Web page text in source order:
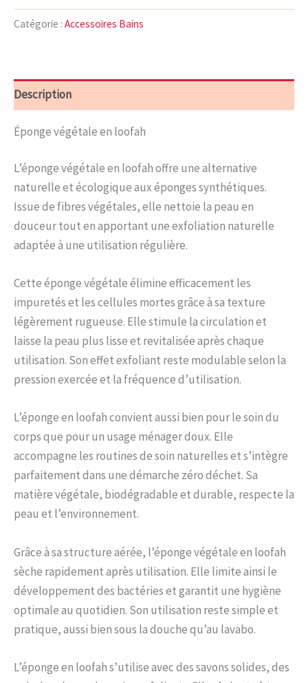
en
Loofah
Catégorie : Accessoires Bains
Description
Éponge végétale en loofah
L’éponge végétale en loofah offre une alternative
naturelle et écologique aux éponges synthétiques.
Issue de fibres végétales, elle nettoie la peau en
douceur tout en apportant une exfoliation naturelle
adaptée à une utilisation régulière.
Cette éponge végétale élimine efficacement les
impuretés et les cellules mortes grâce à sa texture
légèrement rugueuse. Elle stimule la circulation et
laisse la peau plus lisse et revitalisée après chaque
utilisation. Son effet exfoliant reste modulable selon la
pression exercée et la fréquence d’utilisation.
L’éponge en loofah convient aussi bien pour le soin du
corps que pour un usage ménager doux. Elle
accompagne les routines de soin naturelles et s’intègre
parfaitement dans une démarche zéro déchet. Sa
matière végétale, biodégradable et durable, respecte la
peau et l’environnement.
Grâce à sa structure aérée, l’éponge végétale en loofah
sèche rapidement après utilisation. Elle limite ainsi le
développement des bactéries et garantit une hygiène
optimale au quotidien. Son utilisation reste simple et
pratique, aussi bien sous la douche qu’au lavabo.
L’éponge en loofah s’utilise avec des savons solides, des